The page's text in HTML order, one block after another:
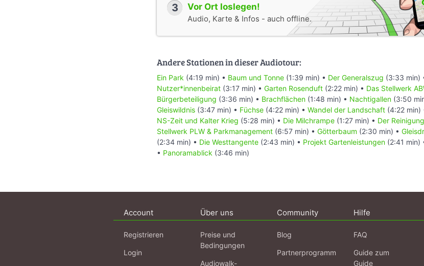
3 Vor Ort loslegen!
Audio, Karte & Infos - auch offline.
Andere Stationen in dieser Audiotour:
Ein Park (4:19 min) • Baum und Tonne (1:39 min) • Der Generalszug (3:33 min)
Nutzer*innenbeirat (3:17 min) • Garten Rosenduft (2:22 min) • Das Stellwerk
Bürgerbeteiligung (3:36 min) • Brachflächen (1:48 min) • Nachtigallen (3:50
Gleiswildnis (3:47 min) • Füchse (4:22 min) • Wandel der Landschaft (4:22 min)
NS-Zeit und Kalter Krieg (5:28 min) • Die Milchrampe (1:27 min) • Der
Stellwerk PLW & Parkmanagement (6:57 min) • Götterbaum (2:30 min) •
(2:34 min) • Die Westtangente (2:43 min) • Projekt Gartenleistungen (2:41 min)
• Panoramablick (3:46 min)
Account
Registrieren
Login
Über uns
Preise und
Bedingungen
Audiowalk-
Community
Blog
Partnerprogramm
Hilfe
FAQ
Guide zum
Guide